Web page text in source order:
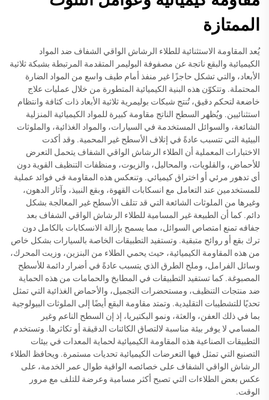
الممتازة
يُعد المقاومة الاستثنائية للطلاء الرشاش الواقي الشفاف ضد المواد
الكيميائية والبقع ناتجة عن مصفوفة البوليمر المتقدمة المرتبطة بشبكة ثلاثية
الأبعاد، والتي تشكل حاجزًا غير منفذ أمام طيف واسع من المواد الضارة
المحتملة. وتتكوّن هذه البنية الكيميائية المتطورة من خلال عمليات علاج
خاضعة لتحكم دقيق، تُنتج شبكات بوليمرية ثلاثية الأبعاد ذات كثافة وانتظام
استثنائيين. ويُظهر السطح الناتج مقاومة كبيرة للمواد الكيميائية المنزلية
الشائعة، والسوائل المستخدمة في السيارات، والمواد الغذائية، والملوثات
البيئية التي تتسبب عادةً في إتلاف الأسطح غير المحمية. وقد أكدت
الاختبارات المعملية أن الطلاء الرشاش الواقي الشفاف يتحمل التعرض
للأحماض، والقلويات، والمحاليل، والزيوت، ومنظفات التنظيف القوية دون
أي تدهور مرئي أو اختراق كيميائي. وتنعكس هذه المقاومة في فوائد عملية
للمستخدمين عند التعامل مع انسكابات القهوة، وبقع النبيذ، وآثار الدهون،
وغيرها من الملوثات الشائعة التي قد تتلف الأسطح غير المعالجة بشكل
دائم. كما أن الطبيعة غير المسامية للطلاء الرشاش الواقي الشفاف بعد
جفافه تمنع امتصاص السوائل، مما يسمح بإزالة الانسكابات بالكامل دون
ترك بقع أو روائح متبقية. وتستفيد التطبيقات الخاصة بالسيارات بشكل خاص
من هذه المقاومة الكيميائية، حيث يحمي الطلاء من البنزين، وزيت المحرك،
وسائل الفرامل، وملح الطرق الذي يتسبب عادةً في أضرار دائمة للأسطح
المصبوغة. كما تستفيد التطبيقات في المطابخ والحمامات من هذه الحماية
ضد منتجات التنظيف، ومستحضرات التجميل، والأحماض الغذائية التي تمثل
تحديًا للتشطيبات التقليدية. وتمتد مقاومة البقع أيضًا إلى الملوثات البيولوجية
بما في ذلك العفن، والعثة، ونمو البكتيريا، إذ إن السطح الناعم وغير
المسامي لا يوفر بيئة مناسبة لالتصاق الكائنات الدقيقة أو تكاثرها. وتستخدم
التطبيقات الصناعية هذه المقاومة الكيميائية لحماية المعدات في بيئات
التصنيع التي تمثل فيها التعرضات الكيميائية تحديات مستمرة. ويحافظ الطلاء
الرشاش الواقي الشفاف على خصائصه الواقية طوال عمر الخدمة، على
عكس بعض الطلاءات التي تصبح أكثر مسامية وعرضة للتلف مع مرور
الوقت.